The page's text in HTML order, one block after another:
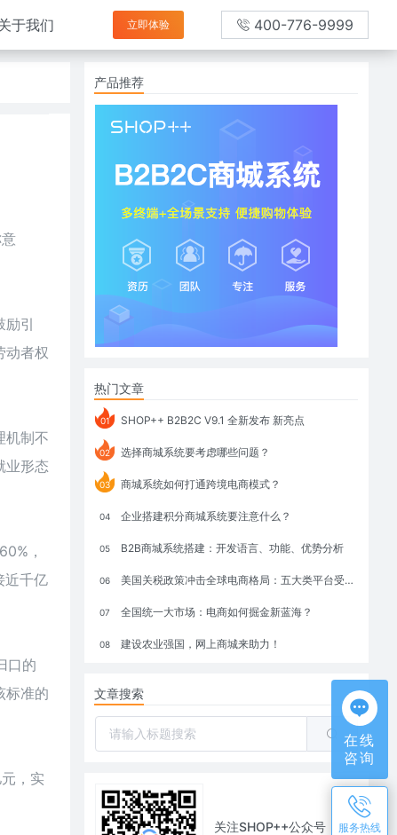
于我们 立即体验 400-776-9999
励引
动者权
机制不
业形态
，
近千亿
口的
标准的
，实
产品推荐
热门文章
01 SHOP++ B2B2C V9.1 全新发布 新亮点
02 选择商城系统要考虑哪些问题？
03 商城系统如何打通跨境电商模式？
04 企业搭建积分商城系统要注意什么？
05 B2B商城系统搭建：开发语言、功能、优势分析
06 美国关税政策冲击全球电商格局：五大类平台受重创，转型与自救成关键
07 全国统一大市场：电商如何掘金新蓝海？
08 建设农业强国，网上商城来助力！
文章搜索
关注SHOP++公众号
在线
咨询
服务热线